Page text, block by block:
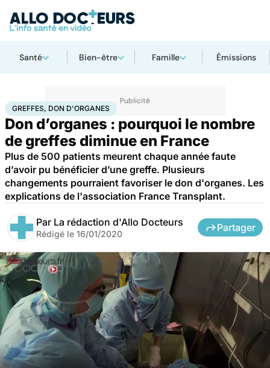
Santé Bien-être Famille Émissions
AccueilSantéGreffes, don d'organes
GREFFES, DON D'ORGANES
Don d’organes : pourquoi le nombre
de greffes diminue en France
Plus de 500 patients meurent chaque année faute
d’avoir pu bénéficier d’une greffe. Plusieurs
changements pourraient favoriser le don d'organes. Les
explications de l'association France Transplant.
Par La rédaction d'Allo Docteurs
Rédigé le 16/01/2020
Partager